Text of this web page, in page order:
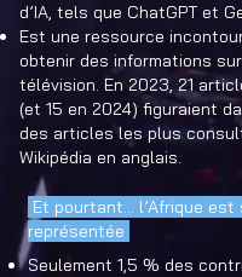
d’IA, tels que ChatGPT et
Est une ressource
obtenir des informations
télévision. En 2023, 21
(et 15 en 2024) figuraient
des articles les plus
Wikipédia en anglais.
Et pourtant... l’Afrique est
représentée ​​
Seulement 1,5 % des